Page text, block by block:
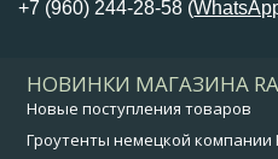
+7 (960) 244-28-58 (
НОВИНКИ МАГАЗИНА
Новые поступления товаров
Гроутенты немецкой компании